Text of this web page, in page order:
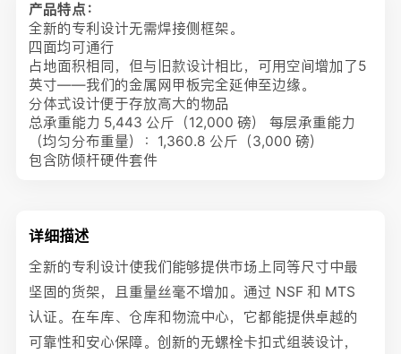
产品特点：
全新的专利设计无需焊接侧框架。
四面均可通行
占地面积相同，但与旧款设计相比，可用空间增加了5
英寸——我们的金属网甲板完全延伸至边缘。
分体式设计便于存放高大的物品
总承重能力 5,443 公斤（12,000 磅） 每层承重能力
（均匀分布重量）：1,360.8 公斤（3,000 磅）
包含防倾杆硬件套件
详细描述
全新的专利设计使我们能够提供市场上同等尺寸中最
坚固的货架，且重量丝毫不增加。通过 NSF 和 MTS
认证。在车库、仓库和物流中心，它都能提供卓越的
可靠性和安心保障。创新的无螺栓卡扣式组装设计，